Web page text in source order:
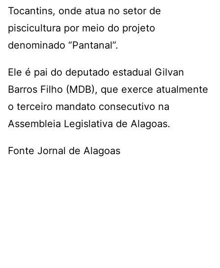
Tocantins, onde atua no setor de
piscicultura por meio do projeto
denominado “Pantanal”.
Ele é pai do deputado estadual Gilvan
Barros Filho (MDB), que exerce atualmente
o terceiro mandato consecutivo na
Assembleia Legislativa de Alagoas.
Fonte Jornal de Alagoas